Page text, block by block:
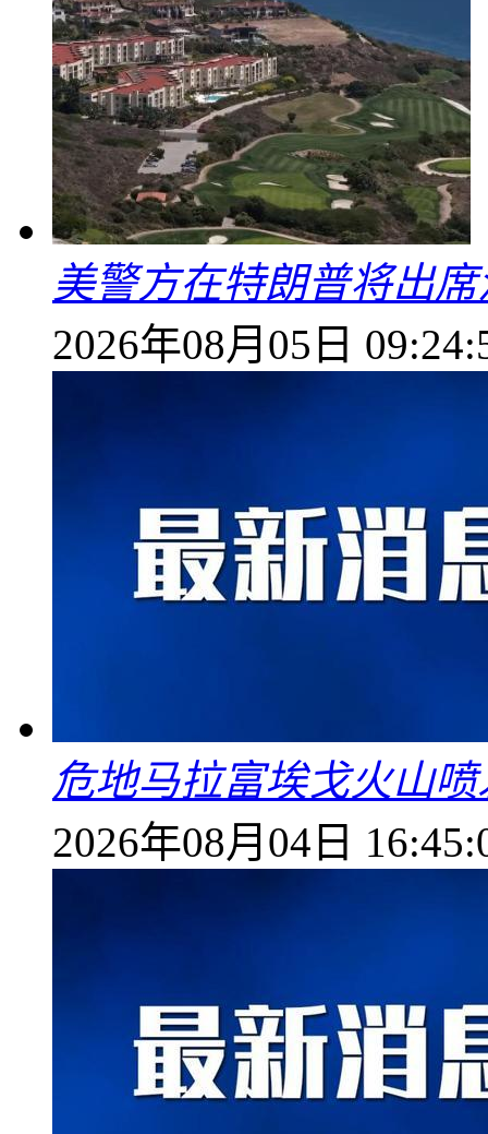
美警方在特朗普将出
2026年08月05日
危地马拉富埃戈火山
2026年08月04日